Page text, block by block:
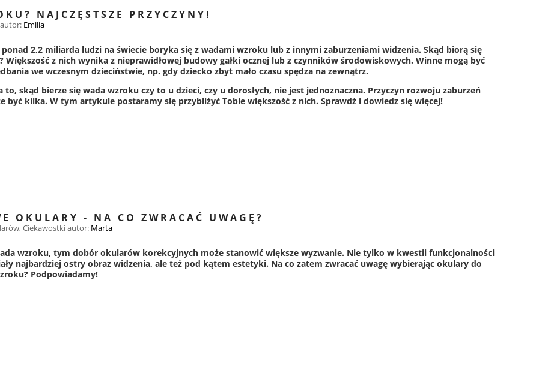
NAJCZĘSTSZE PRZYCZYNY!
autor: Emilia
ponad 2,2 miliarda ludzi na świecie boryka się z wadami wzroku lub z innymi zaburzeniami widzenia. Skąd biorą się
Większość z nich wynika z nieprawidłowej budowy gałki ocznej lub z czynników środowiskowych. Winne mogą być
we wczesnym dzieciństwie, np. gdy dziecko zbyt mało czasu spędza na zewnątrz.
to, skąd bierze się wada wzroku czy to u dzieci, czy u dorosłych, nie jest jednoznaczna. Przyczyn rozwoju zaburzeń
być kilka. W tym artykule postaramy się przybliżyć Tobie większość z nich. Sprawdź i dowiedz się więcej!
OKULARY - NA CO ZWRACAĆ UWAGĘ?
,Ciekawostkiautor: Marta
wzroku, tym dobór okularów korekcyjnych może stanowić większe wyzwanie. Nie tylko w kwestii funkcjonalności
najbardziej ostry obraz widzenia, ale też pod kątem estetyki. Na co zatem zwracać uwagę wybierając okulary do
Podpowiadamy!